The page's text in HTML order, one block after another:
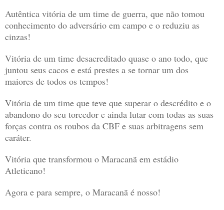
Autêntica vitória de um time de guerra, que não tomou
conhecimento do adversário em campo e o reduziu as
cinzas!
Vitória de um time desacreditado quase o ano todo, que
juntou seus cacos e está prestes a se tornar um dos
maiores de todos os tempos!
Vitória de um time que teve que superar o descrédito e o
abandono do seu torcedor e ainda lutar com todas as suas
forças contra os roubos da CBF e suas arbitragens sem
caráter.
Vitória que transformou o Maracanã em estádio
Atleticano!
Agora e para sempre, o Maracanã é nosso!